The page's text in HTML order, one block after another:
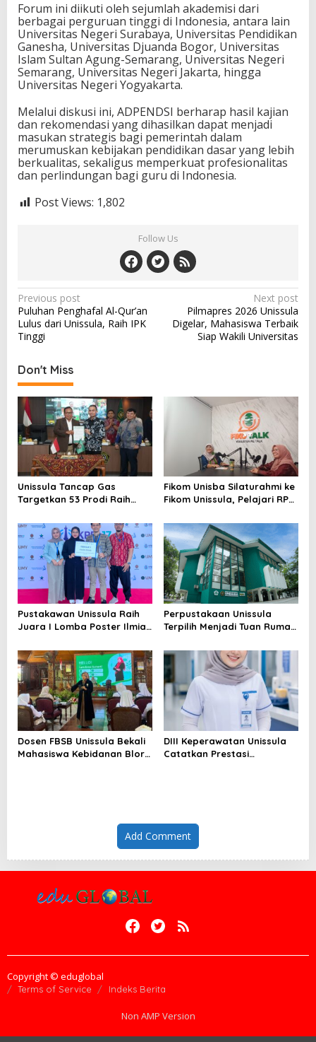
Forum ini diikuti oleh sejumlah akademisi dari
berbagai perguruan tinggi di Indonesia, antara lain
Universitas Negeri Surabaya, Universitas Pendidikan
Ganesha, Universitas Djuanda Bogor, Universitas
Islam Sultan Agung-Semarang, Universitas Negeri
Semarang, Universitas Negeri Jakarta, hingga
Universitas Negeri Yogyakarta.
Melalui diskusi ini, ADPENDSI berharap hasil kajian
dan rekomendasi yang dihasilkan dapat menjadi
masukan strategis bagi pemerintah dalam
merumuskan kebijakan pendidikan dasar yang lebih
berkualitas, sekaligus memperkuat profesionalitas
dan perlindungan bagi guru di Indonesia.
Post Views: 1,802
Follow Us
Post
navigation
Previous post
Puluhan Penghafal Al-Qur’an
Lulus dari Unissula, Raih IPK
Tinggi
Next post
Pilmapres 2026 Unissula
Digelar, Mahasiswa Terbaik
Siap Wakili Universitas
Don't Miss
Unissula Tancap Gas
Targetkan 53 Prodi Raih
ACQUIN Lewat Jalur Fast
Track
Fikom Unisba Silaturahmi ke
Fikom Unissula, Pelajari RPL
Laboratorium Unggulan
Pustakawan Unissula Raih
Juara I Lomba Poster Ilmiah
Perpustakaan Unissula
Terpilih Menjadi Tuan Rumah
Dosen FBSB Unissula Bekali
Mahasiswa Kebidanan Blora
DIII Keperawatan Unissula
Catatkan Prestasi
Add Comment
Copyright © eduglobal
Terms of Service Indeks Berita
Non AMP Version